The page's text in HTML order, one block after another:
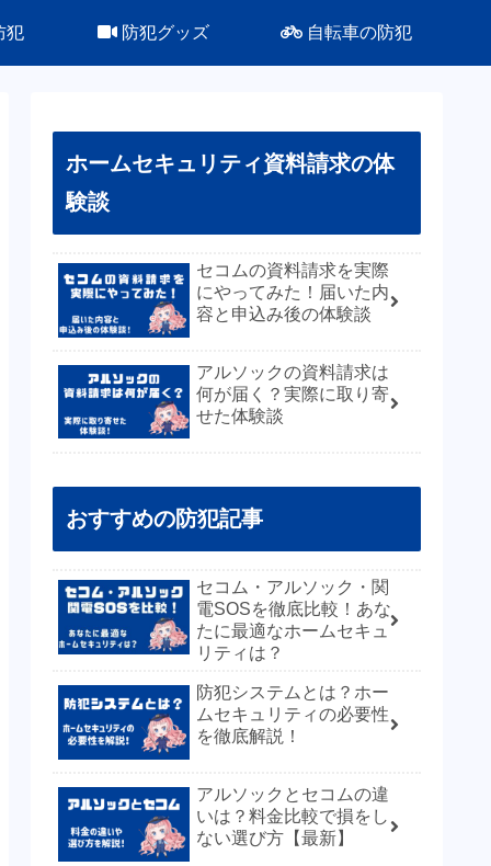
犯 防犯グッズ 自転車の防犯
ホームセキュリティ資料請求の体
験談
セコムの資料請求を実際
にやってみた！届いた内
容と申込み後の体験談
アルソックの資料請求は
何が届く？実際に取り寄
せた体験談
おすすめの防犯記事
セコム・アルソック・関
電SOSを徹底比較！あな
たに最適なホームセキュ
リティは？
防犯システムとは？ホー
ムセキュリティの必要性
を徹底解説！
アルソックとセコムの違
いは？料金比較で損をし
ない選び方【最新】